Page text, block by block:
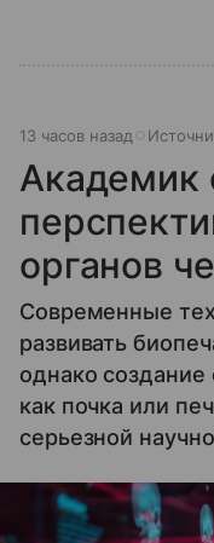
13 часов назад
Академик
органов
Современные
развивать
однако создание
как почка или
серьезной